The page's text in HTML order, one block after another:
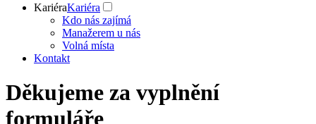
KariéraKariéra
Kdo nás zajímá
Manažerem u nás
Volná místa
Kontakt
Děkujeme za vyplnění
formuláře